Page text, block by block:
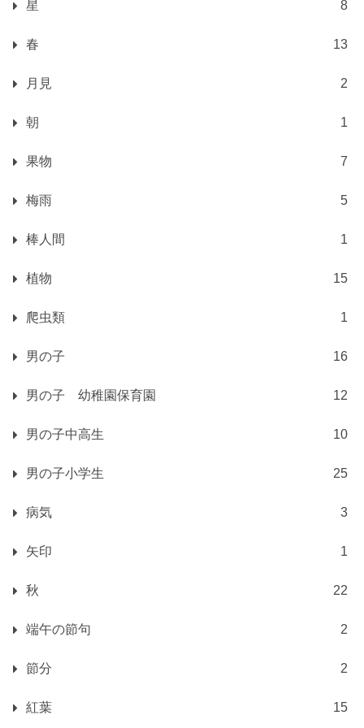
星 8
春 13
月見 2
朝 1
果物 7
梅雨 5
棒人間 1
植物 15
爬虫類 1
男の子 16
男の子 幼稚園保育園 12
男の子中高生 10
男の子小学生 25
病気 3
矢印 1
秋 22
端午の節句 2
節分 2
紅葉 15